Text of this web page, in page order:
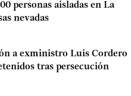
personas aisladas en La
nevadas
a exministro Luis Cordero
tras persecución